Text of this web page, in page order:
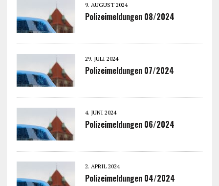
9. AUGUST 2024
Polizeimeldungen 08/2024
29. JULI 2024
Polizeimeldungen 07/2024
4. JUNI 2024
Polizeimeldungen 06/2024
2. APRIL 2024
Polizeimeldungen 04/2024